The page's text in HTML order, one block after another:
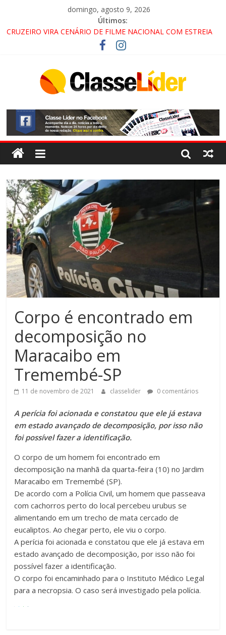
domingo, agosto 9, 2026
Últimos:
CRUZEIRO VIRA CENÁRIO DE FILME NACIONAL COM ESTREIA
PROMOTOR DO GAECO
ACESSO À APARECIDA NA DUTRA SERÁ BLOQUEADO NO FIM
ALTERNATIVAS
LORENA, PINDAMONHANGABA E QUELUZ NA RETA FINAL
PELA FÁBRICA DA COCA-COLA!
Corpo é encontrado em
decomposição no
Maracaibo em
Tremembé-SP
11 de novembro de 2021 classelider 0 comentários
A perícia foi acionada e constatou que ele já estava
em estado avançado de decomposição, por isso não
foi possível fazer a identificação.
O corpo de um homem foi encontrado em
decomposição na manhã da quarta-feira (10) no Jardim
Maracaibo em Tremembé (SP).
De acordo com a Polícia Civil, um homem que passeava
com cachorros perto do local percebeu urubus se
alimentando em um trecho de mata cercado de
eucaliptos. Ao chegar perto, ele viu o corpo.
A perícia foi acionada e constatou que ele já estava em
estado avançado de decomposição, por isso não foi
possível fazer a identificação.
O corpo foi encaminhado para o Instituto Médico Legal
para a necropsia. O caso será investigado pela polícia.